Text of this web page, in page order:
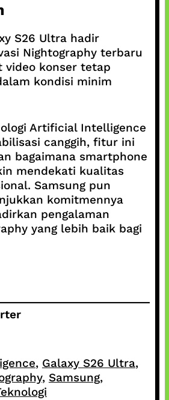
S26 Ultra hadir
Nightography terbaru
video konser tetap
kondisi minim
Artificial Intelligence
canggih, fitur ini
bagaimana smartphone
mendekati kualitas
Samsung pun
komitmennya
pengalaman
yang lebih baik bagi
, Galaxy S26 Ultra ,
, Samsung ,